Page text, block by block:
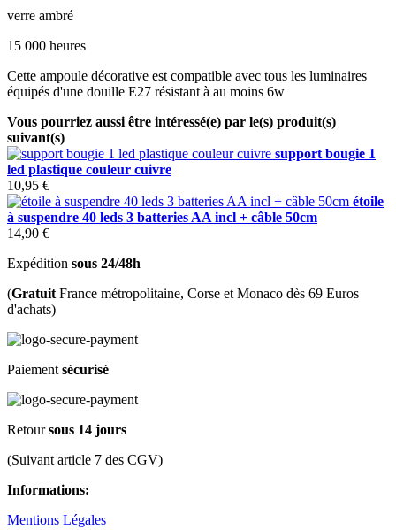
verre ambré
15 000 heures
Cette ampoule décorative est compatible avec tous les luminaires
équipés d'une douille E27 résistant à au moins 6w
Vous pourriez aussi être intéressé(e) par le(s) produit(s)
suivant(s)
support bougie 1
led plastique couleur cuivre
10,95 €
étoile
à suspendre 40 leds 3 batteries AA incl + câble 50cm
14,90 €
Expédition sous 24/48h
(Gratuit France métropolitaine, Corse et Monaco dès 69 Euros
d'achats)
Paiement sécurisé
Retoursous 14 jours
(Suivant article 7 des CGV)
Informations:
Mentions Légales